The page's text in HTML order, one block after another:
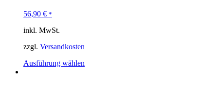
56,90 € *
inkl. MwSt.
zzgl. Versandkosten
Ausführung wählen